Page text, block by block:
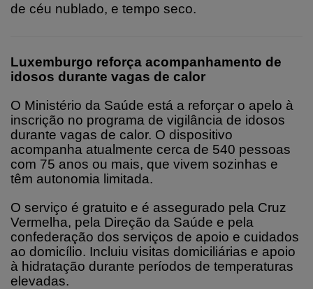
de céu nublado, e tempo seco.
Luxemburgo reforça acompanhamento de
idosos durante vagas de calor
O Ministério da Saúde está a reforçar o apelo à
inscrição no programa de vigilância de idosos
durante vagas de calor. O dispositivo
acompanha atualmente cerca de 540 pessoas
com 75 anos ou mais, que vivem sozinhas e
têm autonomia limitada.
O serviço é gratuito e é assegurado pela Cruz
Vermelha, pela Direção da Saúde e pela
confederação dos serviços de apoio e cuidados
ao domicílio. Incluiu visitas domiciliárias e apoio
à hidratação durante períodos de temperaturas
elevadas.